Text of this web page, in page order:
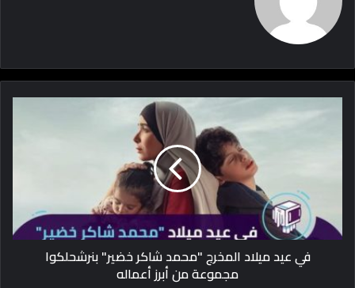
في عيد ميلاد المخرج "محمد شاكر خضير" بنرشحلكوا
مجموعة من أبرز أعماله